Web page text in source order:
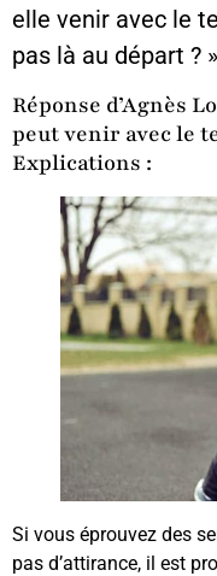
elle venir avec le
pas là au départ ? »
Réponse d’Agnès
peut venir avec le
Explications :
Si vous éprouvez des
pas d’attirance, il est